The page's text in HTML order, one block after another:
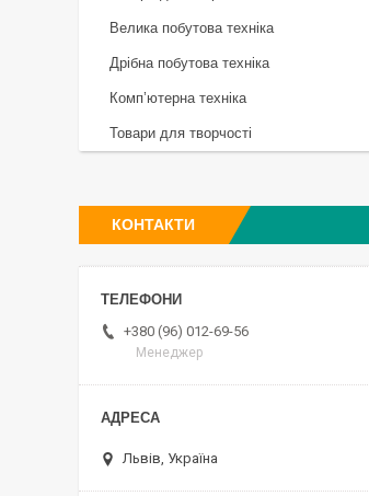
Велика побутова техніка
Дрібна побутова техніка
Комп’ютерна техніка
Товари для творчості
КОНТАКТИ
+380 (96) 012-69-56
Менеджер
Львів, Україна